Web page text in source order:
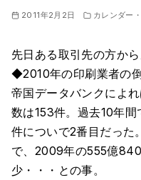
2011年2月2日 カレンダー
先日ある取引先の方か
◆2010年の印刷業者の
帝国データバンクによ
数は153件。過去10年
件についで2番目だった
で、2009年の555億
少・・・との事。